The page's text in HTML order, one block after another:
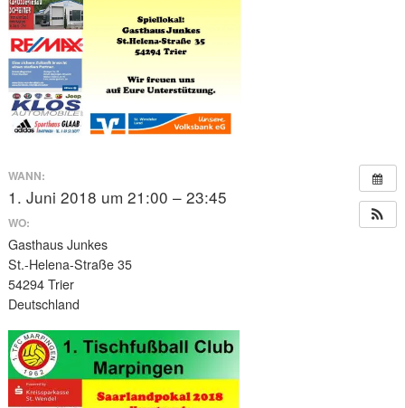
WANN:
1. Juni 2018 um 21:00 – 23:45
WO:
Gasthaus Junkes
St.-Helena-Straße 35
54294 Trier
Deutschland